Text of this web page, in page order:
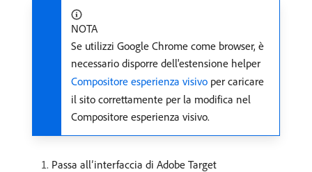
NOTA
Se utilizzi Google Chrome come browser, è
necessario disporre dell'estensione helper
Compositore esperienza visivo per caricare
il sito correttamente per la modifica nel
Compositore esperienza visivo.
Passa all’interfaccia di Adobe Target